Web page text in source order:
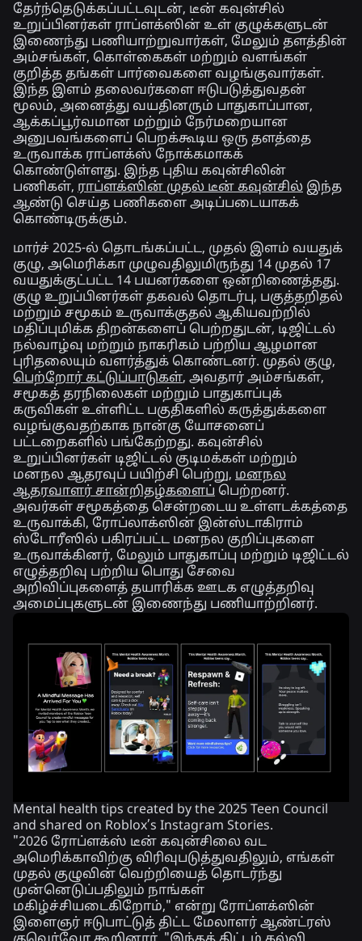
தேர்ந்தெடுக்கப்பட்டவுடன், டீன் கவுன்சில்
உறுப்பினர்கள் ராப்ளக்ஸின் உள் குழுக்களுடன்
இணைந்து பணியாற்றுவார்கள், மேலும் தளத்தின்
அம்சங்கள், கொள்கைகள் மற்றும் வளங்கள்
குறித்த தங்கள் பார்வைகளை வழங்குவார்கள்.
இந்த இளம் தலைவர்களை ஈடுபடுத்துவதன்
மூலம், அனைத்து வயதினரும் பாதுகாப்பான,
ஆக்கப்பூர்வமான மற்றும் நேர்மறையான
அனுபவங்களைப் பெறக்கூடிய ஒரு தளத்தை
உருவாக்க ராப்ளக்ஸ் நோக்கமாகக்
கொண்டுள்ளது. இந்த புதிய கவுன்சிலின்
பணிகள், ராப்ளக்ஸின் முதல் டீன் கவுன்சில் இந்த
ஆண்டு செய்த பணிகளை அடிப்படையாகக்
கொண்டிருக்கும்.
மார்ச் 2025-ல் தொடங்கப்பட்ட, முதல் இளம் வயதுக்
குழு, அமெரிக்கா முழுவதிலுமிருந்து 14 முதல் 17
வயதுக்குட்பட்ட 14 பயனர்களை ஒன்றிணைத்தது.
குழு உறுப்பினர்கள் தகவல் தொடர்பு, பகுத்தறிதல்
மற்றும் சமூகம் உருவாக்குதல் ஆகியவற்றில்
மதிப்புமிக்க திறன்களைப் பெற்றதுடன், டிஜிட்டல்
நல்வாழ்வு மற்றும் நாகரிகம் பற்றிய ஆழமான
புரிதலையும் வளர்த்துக் கொண்டனர். முதல் குழு,
பெற்றோர் கட்டுப்பாடுகள், அவதார் அம்சங்கள்,
சமூகத் தரநிலைகள் மற்றும் பாதுகாப்புக்
கருவிகள் உள்ளிட்ட பகுதிகளில் கருத்துக்களை
வழங்குவதற்காக நான்கு யோசனைப்
பட்டறைகளில் பங்கேற்றது. கவுன்சில்
உறுப்பினர்கள் டிஜிட்டல் குடிமக்கள் மற்றும்
மனநல ஆதரவுப் பயிற்சி பெற்று, மனநல
ஆதரவாளர் சான்றிதழ்களைப் பெற்றனர்.
அவர்கள் சமூகத்தை சென்றடைய உள்ளடக்கத்தை
உருவாக்கி, ரோப்லாக்ஸின் இன்ஸ்டாகிராம்
ஸ்டோரீஸில் பகிரப்பட்ட மனநல குறிப்புகளை
உருவாக்கினர், மேலும் பாதுகாப்பு மற்றும் டிஜிட்டல்
எழுத்தறிவு பற்றிய பொது சேவை
அறிவிப்புகளைத் தயாரிக்க ஊடக எழுத்தறிவு
அமைப்புகளுடன் இணைந்து பணியாற்றினர்.
Mental health tips created by the 2025 Teen Council
and shared on Roblox’s Instagram Stories.
"2026 ரோப்ளக்ஸ் டீன் கவுன்சிலை வட
அமெரிக்காவிற்கு விரிவுபடுத்துவதிலும், எங்கள்
முதல் குழுவின் வெற்றியைத் தொடர்ந்து
முன்னெடுப்பதிலும் நாங்கள்
மகிழ்ச்சியடைகிறோம்," என்று ரோப்ளக்ஸின்
இளைஞர் ஈடுபாட்டுத் திட்ட மேலாளர் ஆண்ட்ரஸ்